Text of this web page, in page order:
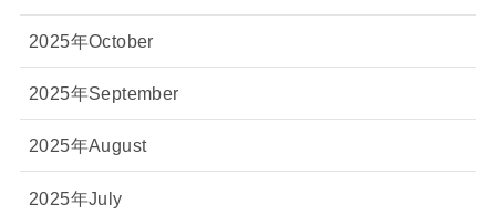
2025年October
2025年September
2025年August
2025年July